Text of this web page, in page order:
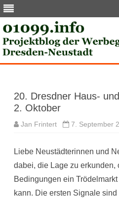
20. Dresdner Haus-
2. Oktober
Jan Frintert 7. September
Liebe Neustädterinnen und
dabei, die Lage zu erkunden,
Bedingungen ein
kann. Die ersten Signale